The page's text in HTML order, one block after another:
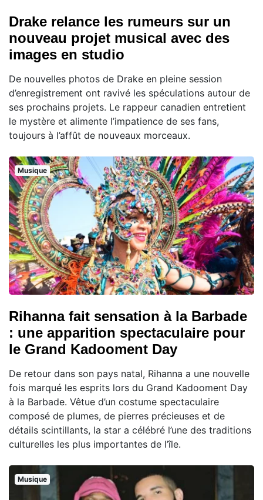
Drake relance les rumeurs sur un
nouveau projet musical avec des
images en studio
De nouvelles photos de Drake en pleine session
d’enregistrement ont ravivé les spéculations autour de
ses prochains projets. Le rappeur canadien entretient
le mystère et alimente l’impatience de ses fans,
toujours à l’affût de nouveaux morceaux.
Musique
Rihanna fait sensation à la Barbade
: une apparition spectaculaire pour
le Grand Kadooment Day
De retour dans son pays natal, Rihanna a une nouvelle
fois marqué les esprits lors du Grand Kadooment Day
à la Barbade. Vêtue d’un costume spectaculaire
composé de plumes, de pierres précieuses et de
détails scintillants, la star a célébré l’une des traditions
culturelles les plus importantes de l’île.
Musique